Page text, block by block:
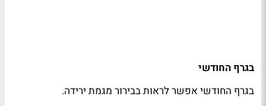
בגרף החודשי
בגרף החודשי אפשר לראות בבירור מגמת ירידה.